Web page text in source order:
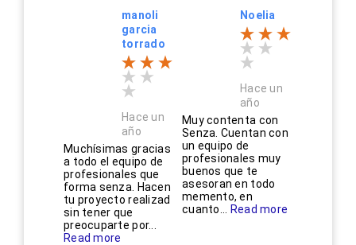
manoli
garcia
torrado
Hace un
año
Muchísimas gracias
a todo el equipo de
profesionales que
forma senza. Hacen
tu proyecto realizad
sin tener que
preocuparte por...
Read more
Noelia
Hace un
año
Muy contenta con
Senza. Cuentan con
un equipo de
profesionales muy
buenos que te
asesoran en todo
memento, en
cuanto...
Read more